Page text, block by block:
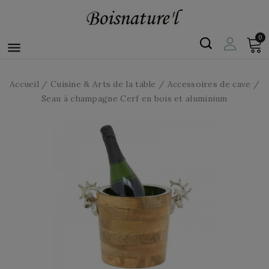

0
Accueil Cuisine & Arts de la table
Accessoires de cave
Seau à champagne Cerf en bois et aluminium